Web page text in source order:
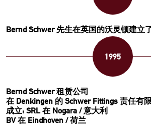
Bernd Schwer 先生在英国的沃灵顿建立
1995
Bernd Schwer 租赁公司
在 Denkingen 的 Schwer Fittings 责任有
成立: SRL 在 Nogara / 意大利
BV 在 Eindhoven / 荷兰